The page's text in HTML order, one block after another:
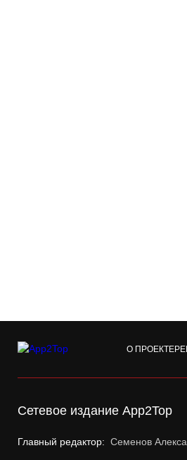
О ПРОЕКТЕ
Сетевое издание App2Top
Главный редактор: Семенов